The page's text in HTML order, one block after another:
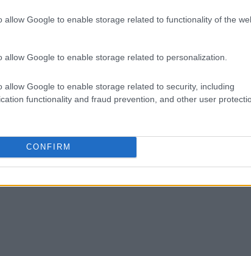
allow Google to enable storage related to functionality of the
allow Google to enable storage related to personalization.
allow Google to enable storage related to security, including
functionality and fraud prevention, and other user
CONFIRM
se como um componente influente da economia